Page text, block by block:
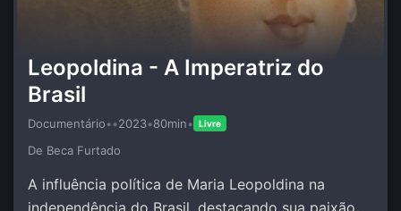
Leopoldina - A Imperatriz do
Brasil
Documentário••2023•80min• Livre
De Beca Furtado
A influência política de Maria Leopoldina na
independência do Brasil, destacando sua paixão,